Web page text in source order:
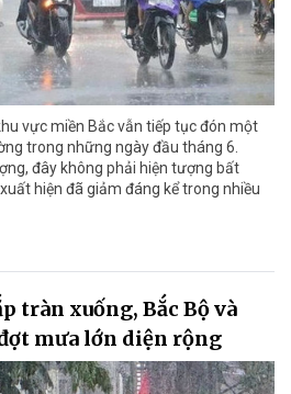
vực miền Bắc vẫn tiếp tục đón một
trong những ngày đầu tháng 6.
đây không phải hiện tượng bất
hiện đã giảm đáng kể trong nhiều
tràn xuống, Bắc Bộ và
mưa lớn diện rộng